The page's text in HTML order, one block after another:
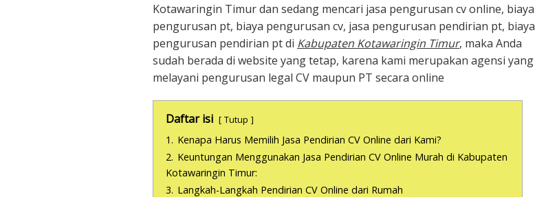
Kotawaringin Timur dan sedang mencari jasa pengurusan cv online, biaya
pengurusan pt, biaya pengurusan cv, jasa pengurusan pendirian pt, biaya
pengurusan pendirian pt di Kabupaten Kotawaringin Timur, maka Anda
sudah berada di website yang tetap, karena kami merupakan agensi yang
melayani pengurusan legal CV maupun PT secara online
Daftar isi Tutup
1. Kenapa Harus Memilih Jasa Pendirian CV Online dari Kami?
2. Keuntungan Menggunakan Jasa Pendirian CV Online Murah di Kabupaten
Kotawaringin Timur:
3. Langkah-Langkah Pendirian CV Online dari Rumah